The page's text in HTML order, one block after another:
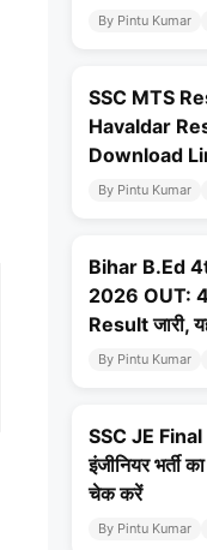
By Pintu Kumar
SSC MTS
Havaldar
Download
By Pintu Kumar
Bihar B.Ed
2026 OUT:
Result जारी,
By Pintu Kumar
SSC JE
इंजीनियर भर्ती
चेक करें
By Pintu Kumar